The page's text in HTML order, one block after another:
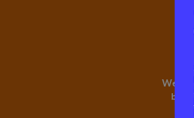
Weet